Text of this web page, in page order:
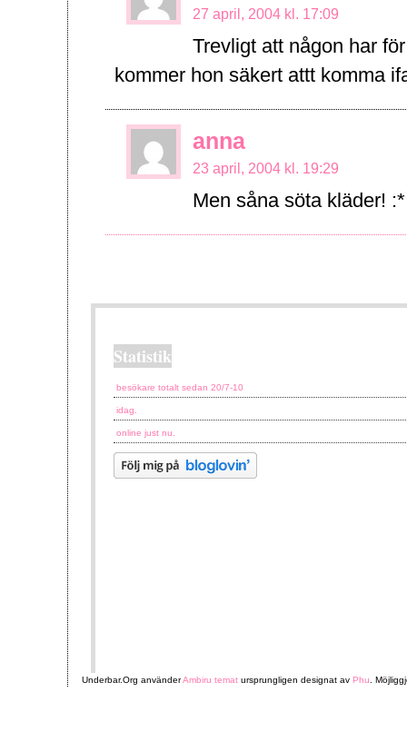
27 april, 2004 kl. 17:09
Trevligt att någon har
kommer hon säkert attt komma
anna
23 april, 2004 kl. 19:29
Men såna söta kläder! :*
Statistik
besökare totalt sedan 20/7-10
idag.
online just nu.
Underbar.Org använderAmbiru temat ursprungligen designat av Phu .